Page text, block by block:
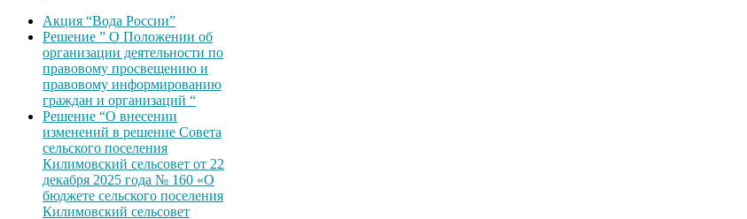
Акция “Вода России”
Решение ” О Положении об
организации деятельности по
правовому просвещению и
правовому информированию
граждан и организаций “
Решение “О внесении
изменений в решение Совета
сельского поселения
Килимовский сельсовет от 22
декабря 2025 года № 160 «О
бюджете сельского поселения
Килимовский сельсовет